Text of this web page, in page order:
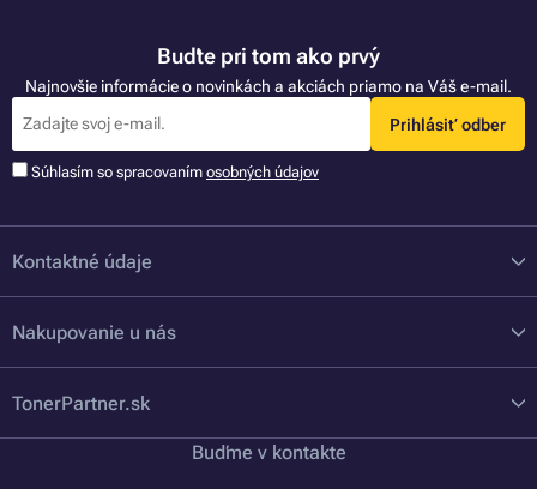
Buďte pri tom ako prvý
Najnovšie informácie o novinkách a akciách priamo na Váš e-mail.
Prihlásiť odber
Súhlasím so spracovaním osobných údajov
Kontaktné údaje
Nakupovanie u nás
TonerPartner.sk
Buďme v kontakte